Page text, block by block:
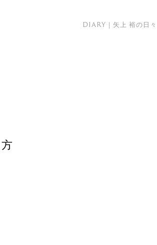
DIARY｜矢上 裕の日々